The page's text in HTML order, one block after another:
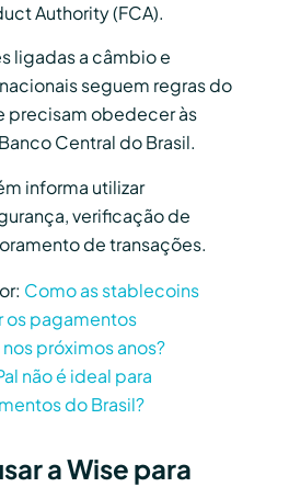
Authority (FCA).
ligadas a câmbio e
seguem regras do
precisam obedecer às
Banco Central do Brasil.
informa utilizar
verificação de
de transações.
Como as stablecoins
os pagamentos
próximos anos?
não é ideal para
do Brasil?
a Wise para